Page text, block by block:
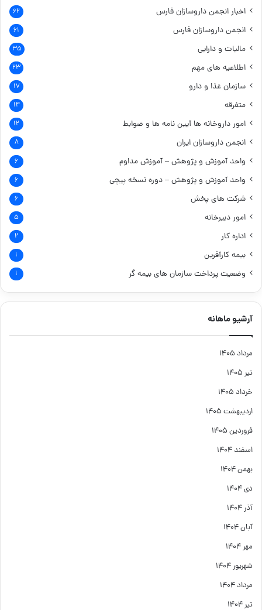
اخبار انجمن داروسازان فارس ۶۲
انجمن داروسازان فارس ۶۱
مالیات و دارایی ۳۵
اطلاعیه های مهم ۲۳
سازمان غذا و دارو ۱۷
متفرقه ۱۴
امور داروخانه ها آیین نامه ها و ضوابط ۱۲
انجمن داروسازان ایران ۸
واحد آموزش و پژوهش – آموزش مداوم ۶
واحد آموزش و پژوهش – دوره نسخه پیچی ۶
شرکت های پخش ۶
امور دبیرخانه ۵
اداره کار ۲
بیمه کارآفرین ۱
وضعیت پرداخت سازمان های بیمه گر ۱
آرشیو ماهانه
مرداد ۱۴۰۵
تیر ۱۴۰۵
خرداد ۱۴۰۵
اردیبهشت ۱۴۰۵
فروردین ۱۴۰۵
اسفند ۱۴۰۴
بهمن ۱۴۰۴
دی ۱۴۰۴
آذر ۱۴۰۴
آبان ۱۴۰۴
مهر ۱۴۰۴
شهریور ۱۴۰۴
مرداد ۱۴۰۴
تیر ۱۴۰۴